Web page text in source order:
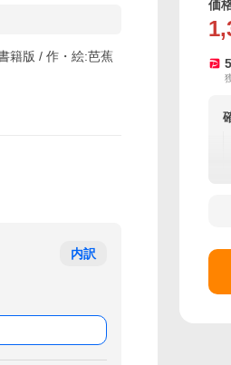
籍版 / 作・絵:芭蕉
内訳
価
5